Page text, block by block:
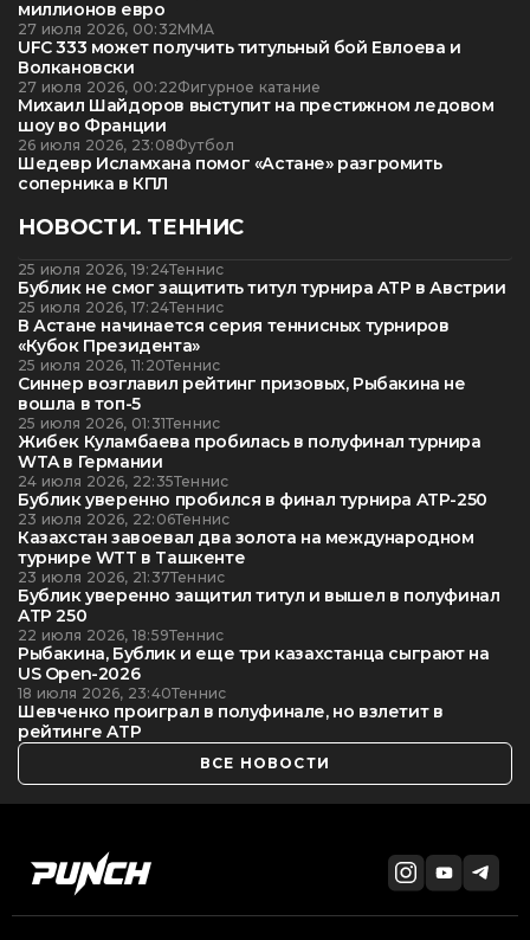
миллионов евро
27 июля 2026, 00:32ММА
UFC 333 может получить титульный бой Евлоева и
Волкановски
27 июля 2026, 00:22Фигурное катание
Михаил Шайдоров выступит на престижном ледовом
шоу во Франции
26 июля 2026, 23:08Футбол
Шедевр Исламхана помог «Астане» разгромить
соперника в КПЛ
НОВОСТИ. ТЕННИС
25 июля 2026, 19:24Теннис
Бублик не смог защитить титул турнира ATP в Австрии
25 июля 2026, 17:24Теннис
В Астане начинается серия теннисных турниров
«Кубок Президента»
25 июля 2026, 11:20Теннис
Синнер возглавил рейтинг призовых, Рыбакина не
вошла в топ-5
25 июля 2026, 01:31Теннис
Жибек Куламбаева пробилась в полуфинал турнира
WTA в Германии
24 июля 2026, 22:35Теннис
Бублик уверенно пробился в финал турнира ATP-250
23 июля 2026, 22:06Теннис
Казахстан завоевал два золота на международном
турнире WTT в Ташкенте
23 июля 2026, 21:37Теннис
Бублик уверенно защитил титул и вышел в полуфинал
ATP 250
22 июля 2026, 18:59Теннис
Рыбакина, Бублик и еще три казахстанца сыграют на
US Open-2026
18 июля 2026, 23:40Теннис
Шевченко проиграл в полуфинале, но взлетит в
рейтинге ATP
ВСЕ НОВОСТИ